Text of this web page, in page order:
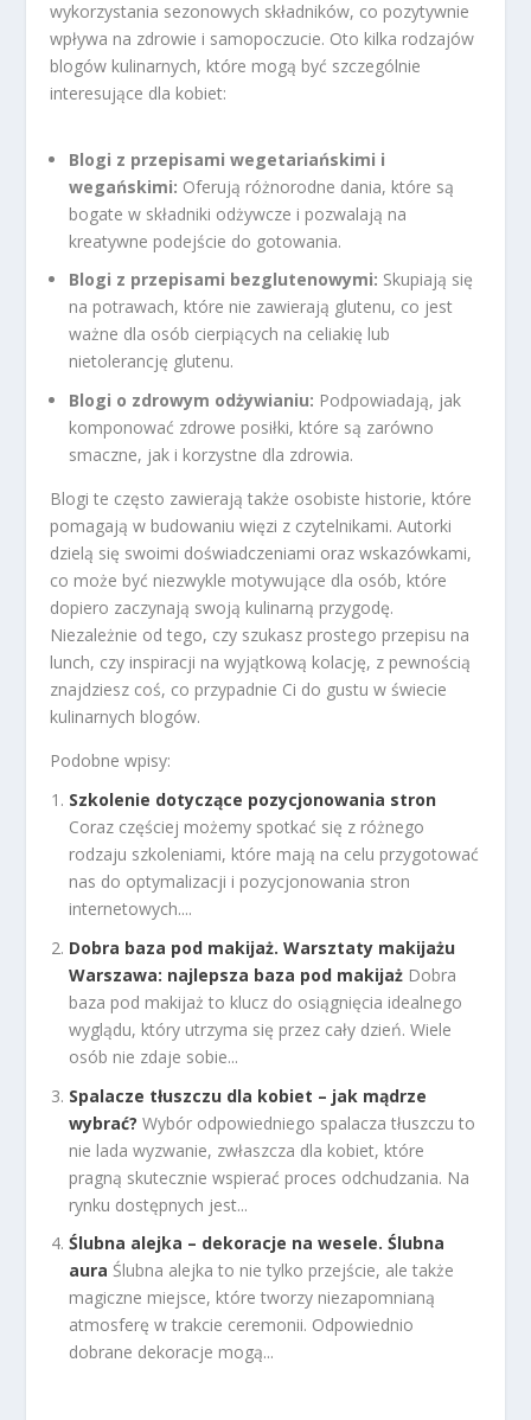
wykorzystania sezonowych składników, co pozytywnie
wpływa na zdrowie i samopoczucie. Oto kilka rodzajów
blogów kulinarnych, które mogą być szczególnie
interesujące dla kobiet:
Blogi z przepisami wegetariańskimi i
wegańskimi: Oferują różnorodne dania, które są
bogate w składniki odżywcze i pozwalają na
kreatywne podejście do gotowania.
Blogi z przepisami bezglutenowymi: Skupiają się
na potrawach, które nie zawierają glutenu, co jest
ważne dla osób cierpiących na celiakię lub
nietolerancję glutenu.
Blogi o zdrowym odżywianiu: Podpowiadają, jak
komponować zdrowe posiłki, które są zarówno
smaczne, jak i korzystne dla zdrowia.
Blogi te często zawierają także osobiste historie, które
pomagają w budowaniu więzi z czytelnikami. Autorki
dzielą się swoimi doświadczeniami oraz wskazówkami,
co może być niezwykle motywujące dla osób, które
dopiero zaczynają swoją kulinarną przygodę.
Niezależnie od tego, czy szukasz prostego przepisu na
lunch, czy inspiracji na wyjątkową kolację, z pewnością
znajdziesz coś, co przypadnie Ci do gustu w świecie
kulinarnych blogów.
Podobne wpisy:
Szkolenie dotyczące pozycjonowania stron
Coraz częściej możemy spotkać się z różnego
rodzaju szkoleniami, które mają na celu przygotować
nas do optymalizacji i pozycjonowania stron
internetowych....
Dobra baza pod makijaż. Warsztaty makijażu
Warszawa: najlepsza baza pod makijaż Dobra
baza pod makijaż to klucz do osiągnięcia idealnego
wyglądu, który utrzyma się przez cały dzień. Wiele
osób nie zdaje sobie...
Spalacze tłuszczu dla kobiet – jak mądrze
wybrać? Wybór odpowiedniego spalacza tłuszczu to
nie lada wyzwanie, zwłaszcza dla kobiet, które
pragną skutecznie wspierać proces odchudzania. Na
rynku dostępnych jest...
Ślubna alejka – dekoracje na wesele. Ślubna
aura Ślubna alejka to nie tylko przejście, ale także
magiczne miejsce, które tworzy niezapomnianą
atmosferę w trakcie ceremonii. Odpowiednio
dobrane dekoracje mogą...